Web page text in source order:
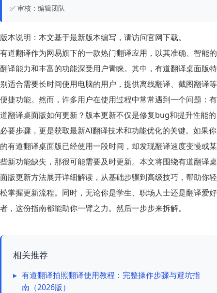
✅ 审核： 编辑团队
版本说明： 本文基于最新版本编写，请访问官网下载。
有道翻译作为网易旗下的一款热门翻译应用，以其准确、智能的
翻译能力和丰富的功能深受用户青睐。其中，有道翻译桌面版特
别适合需要长时间使用电脑的用户，提供离线翻译、截图翻译等
便捷功能。然而，许多用户在使用过程中常常遇到一个问题： 有
道翻译桌面版如何更新？版本更新不仅是修复bug和提升性能的
必要步骤，更是获取最新AI翻译技术和功能优化的关键。如果你
的有道翻译桌面版已经使用一段时间，却发现翻译速度变慢或某
些新功能缺失，那很可能需要及时更新。本文将围绕有道翻译桌
面版更新方法展开详细解读，从基础步骤到高级技巧，帮助你轻
松掌握更新流程。同时，无论你是学生、职场人士还是翻译爱好
者，这份指南都能助你一臂之力。然后一步步来拆解。
相关推荐
▸ 有道翻译拍照翻译使用教程：完整操作步骤与避坑指
南（2026版）